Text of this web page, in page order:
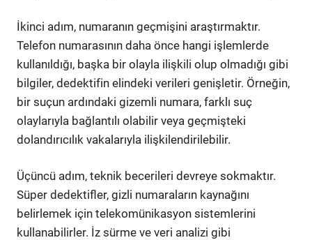
İkinci adım, numaranın geçmişini araştırmaktır.
Telefon numarasının daha önce hangi işlemlerde
kullanıldığı, başka bir olayla ilişkili olup olmadığı gibi
bilgiler, dedektifin elindeki verileri genişletir. Örneğin,
bir suçun ardındaki gizemli numara, farklı suç
olaylarıyla bağlantılı olabilir veya geçmişteki
dolandırıcılık vakalarıyla ilişkilendirilebilir.
Üçüncü adım, teknik becerileri devreye sokmaktır.
Süper dedektifler, gizli numaraların kaynağını
belirlemek için telekomünikasyon sistemlerini
kullanabilirler. İz sürme ve veri analizi gibi